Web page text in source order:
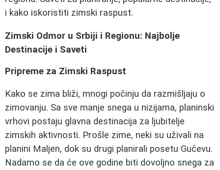
i kako iskoristiti zimski raspust.
Zimski Odmor u Srbiji i Regionu: Najbolje
Destinacije i Saveti
Pripreme za Zimski Raspust
Kako se zima bliži, mnogi počinju da razmišljaju o
zimovanju. Sa sve manje snega u nizijama, planinski
vrhovi postaju glavna destinacija za ljubitelje
zimskih aktivnosti. Prošle zime, neki su uživali na
planini Maljen, dok su drugi planirali posetu Gučevu.
Nadamo se da će ove godine biti dovoljno snega za